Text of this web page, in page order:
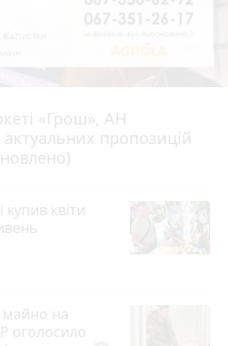
«Грош», АН
актуальних пропозицій
квіти
майно на
оголосило